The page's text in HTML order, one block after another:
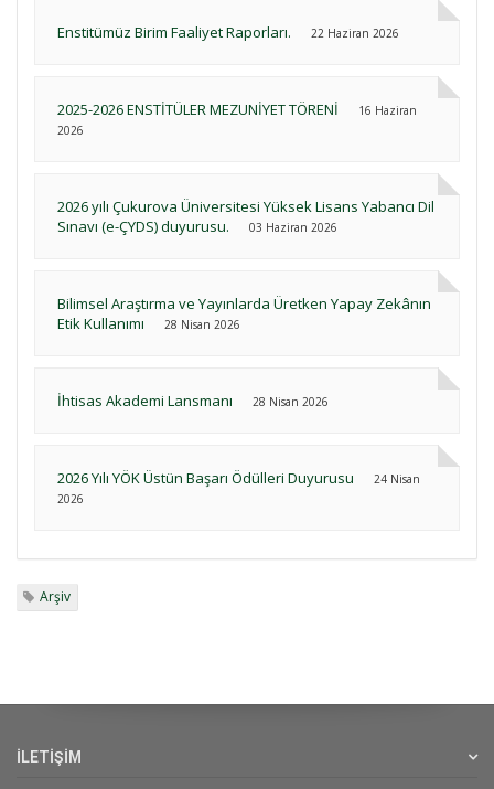
Enstitümüz Birim Faaliyet Raporları. 22 Haziran 2026
2025-2026 ENSTİTÜLER MEZUNİYET TÖRENİ
16 Haziran
2026
2026 yılı Çukurova Üniversitesi Yüksek Lisans Yabancı Dil
Sınavı (e-ÇYDS) duyurusu.
03 Haziran 2026
Bilimsel Araştırma ve Yayınlarda Üretken Yapay Zekânın
Etik Kullanımı
28 Nisan 2026
İhtisas Akademi Lansmanı 28 Nisan 2026
2026 Yılı YÖK Üstün Başarı Ödülleri Duyurusu
24 Nisan
2026
Arşiv
İLETİŞİM